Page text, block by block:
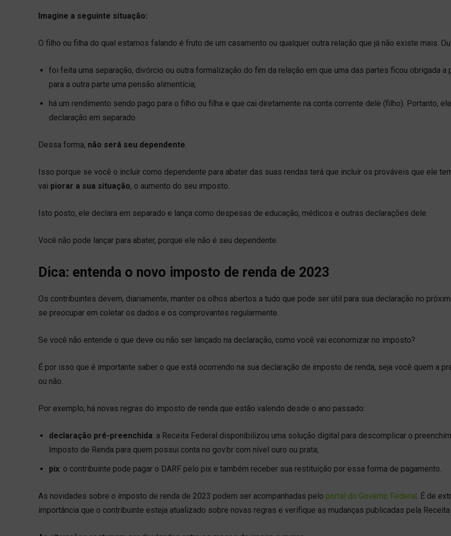
Imagine a seguinte situação:
O filho ou filha do qual estamos falando é fruto de um casamento ou qualquer outra relação que já não existe mais.
foi feita uma separação, divórcio ou outra formalização do fim da relação em que uma das partes ficou obrigada a
para a outra parte uma pensão alimentícia;
há um rendimento sendo pago para o filho ou filha e que cai diretamente na conta corrente dele (filho). Portanto,
declaração em separado.
Dessa forma, não será seu dependente
Isso porque se você o incluir como dependente para abater das suas rendas terá que incluir os prováveis ​​que ele
vai piorar a sua situação, o aumento do seu imposto.
Isto posto, ele declara em separado e lança como despesas de educação, médicos e outras declarações dele.
Você não pode lançar para abater, porque ele não é seu dependente.
Dica: entenda o novo imposto de renda de 2023
Os contribuintes devem, diariamente, manter os olhos abertos a tudo que pode ser útil para sua declaração no
se preocupar em coletar os dados e os comprovantes regularmente.
Se você não entende o que deve ou não ser lançado na declaração, como você vai economizar no imposto?
É por isso que é importante saber o que está ocorrendo na sua declaração de imposto de renda, seja você quem a
ou não.
Por exemplo, há novas regras do imposto de renda que estão valendo desde o ano passado:
declaração pré-preenchida: a Receita Federal disponibilizou uma solução digital para descomplicar o
Imposto de Renda para quem possui conta no gov.br com nível ouro ou prata;
pix: o contribuinte pode pagar o DARF pelo pix e também receber sua restituição por essa forma de pagamento.
As novidades sobre o imposto de renda de 2023 podem ser acompanhadas pelo portal do Governo Federal . É de
importância que o contribuinte esteja atualizado sobre novas regras e verifique as mudanças publicadas pela Receita